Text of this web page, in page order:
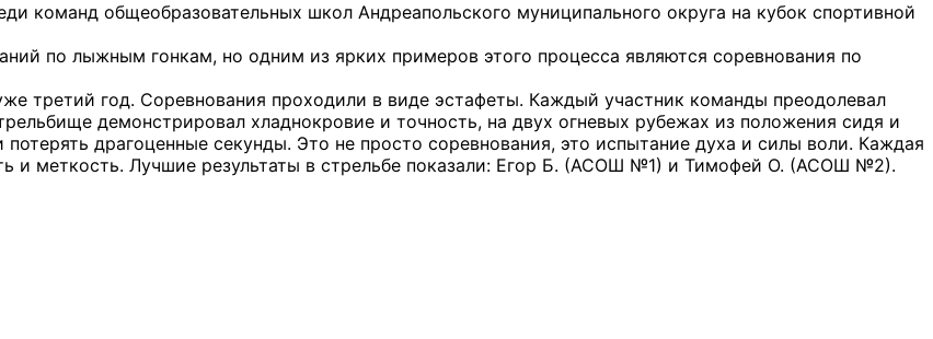
команд общеобразовательных школ Андреапольского муниципального округа на кубок спортивной
по лыжным гонкам, но одним из ярких примеров этого процесса являются соревнования по
третий год. Соревнования проходили в виде эстафеты. Каждый участник команды преодолевал
демонстрировал хладнокровие и точность, на двух огневых рубежах из положения сидя и
драгоценные секунды. Это не просто соревнования, это испытание духа и силы воли. Каждая
и меткость. Лучшие результаты в стрельбе показали: Егор Б. (АСОШ №1) и Тимофей О. (АСОШ №2).